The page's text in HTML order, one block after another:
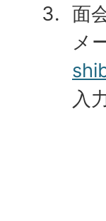
面
メ
入